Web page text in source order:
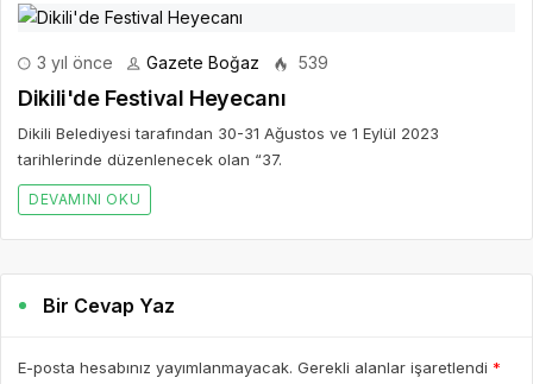
3 yıl önce Gazete Boğaz 539
Dikili'de Festival Heyecanı
Dikili Belediyesi tarafından 30-31 Ağustos ve 1 Eylül 2023
tarihlerinde düzenlenecek olan “37.
DEVAMINI OKU
Bir Cevap Yaz
E-posta hesabınız yayımlanmayacak. Gerekli alanlar işaretlendi *